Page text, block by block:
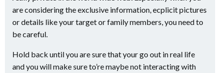
are considering the exclusive information, ecplicit pictures
or details like your target or family members, you need to
be careful.
Hold back until you are sure that your go out in real life
and you will make sure to’re maybe not interacting with